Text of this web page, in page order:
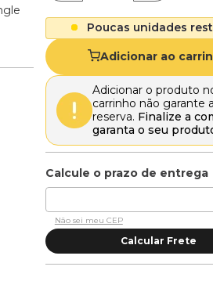
Poucas unidades
Adicionar ao
Adicionar o produto
carrinho não garante
reserva. Finalize a
garanta o seu
Não sei meu CEP